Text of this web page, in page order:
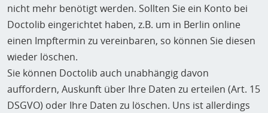
nicht mehr benötigt werden. Sollten Sie ein Konto bei
Doctolib eingerichtet haben, z.B. um in Berlin online
einen Impftermin zu vereinbaren, so können Sie diesen
wieder löschen.
Sie können Doctolib auch unabhängig davon
auffordern, Auskunft über Ihre Daten zu erteilen (Art. 15
DSGVO) oder Ihre Daten zu löschen. Uns ist allerdings